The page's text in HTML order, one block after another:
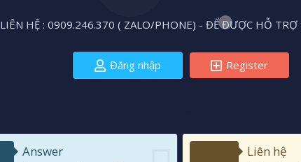
LIÊN HỆ : 0909.246.370 ( ZALO/PHONE) - ĐỂ ĐƯỢC HỖ TRỢ
Đăng nhập Register
Answer Liên hệ